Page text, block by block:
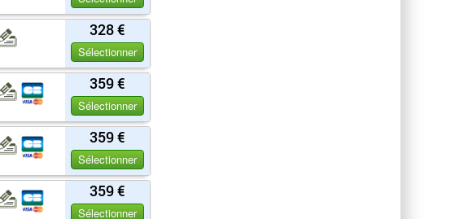
328 €
Sélectionner
359 €
Sélectionner
359 €
Sélectionner
359 €
Sélectionner